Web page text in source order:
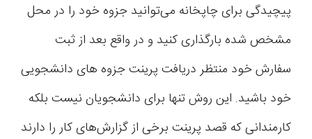
پیچیدگی برای چاپخانه می‌توانید جزوه خود را در محل
مشخص شده بارگذاری کنید و در واقع بعد از ثبت
سفارش خود منتظر دریافت پرینت جزوه های دانشجویی
خود باشید. این روش تنها برای دانشجویان نیست بلکه
کارمندانی که قصد پرینت برخی از گزارش‌های کار را دارند